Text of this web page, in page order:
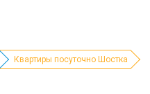
Квартиры посуточно Шостка